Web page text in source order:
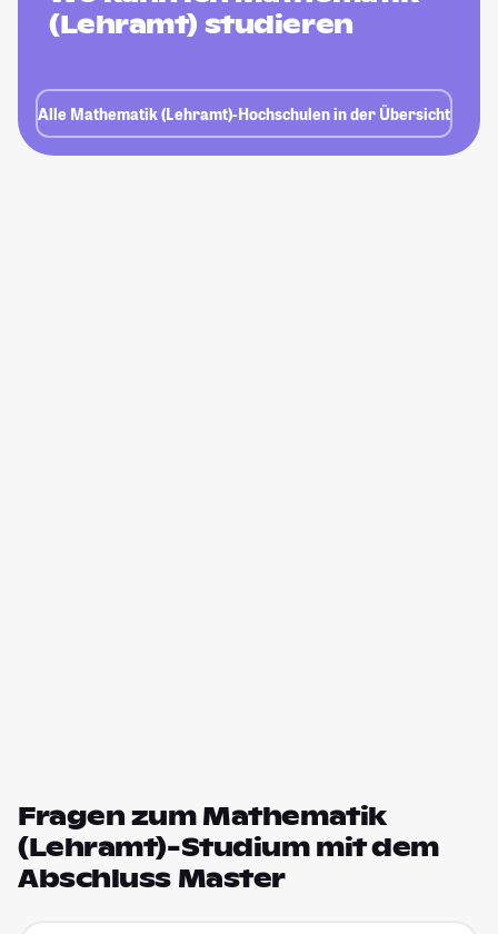
(Lehramt) studieren
Alle Mathematik (Lehramt)-Hochschulen in der Übersicht
Fragen zum Mathematik
(Lehramt)-Studium mit dem
Abschluss Master